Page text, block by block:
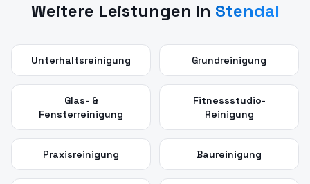
Weitere Leistungen in Stendal
Unterhaltsreinigung Grundreinigung
Glas- &
Fensterreinigung
Fitnessstudio-
Reinigung
Praxisreinigung Baureinigung